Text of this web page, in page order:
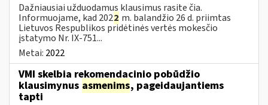
Dažniausiai užduodamus klausimus rasite čia.
Informuojame, kad 2022 m. balandžio 26 d. priimtas
Lietuvos Respublikos pridėtinės vertės mokesčio
įstatymo Nr. IX-751...
Metai: 2022
VMI skelbia rekomendacinio pobūdžio
klausimynus asmenims, pageidaujantiems
tapti